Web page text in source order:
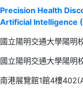
Precision Health
Artificial Intelligence
國立陽明交通大學陽明
國立陽明交通大學陽明
南港展覽館1館4樓